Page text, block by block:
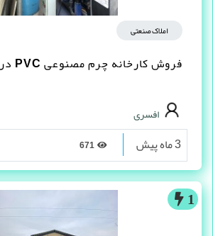
املاک صنعتی
فروش کارخانه چرم مصنوعى PVC در شیراز
افسری
3 ماه پیش
1